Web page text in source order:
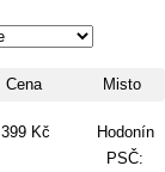
Cena Misto
399 Kč
Hodonín
PSČ: